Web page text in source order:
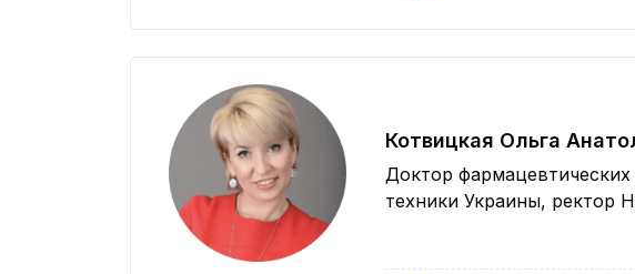
Котвицкая Ольга
Доктор
техники Украины, ректор